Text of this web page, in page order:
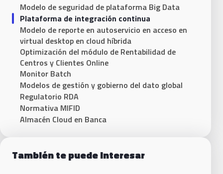
Modelo de seguridad de plataforma Big Data
Plataforma de integración continua
Modelo de reporte en autoservicio en acceso en
virtual desktop en cloud híbrida
Optimización del módulo de Rentabilidad de
Centros y Clientes Online
Monitor Batch
Modelos de gestión y gobierno del dato global
Regulatorio RDA
Normativa MIFID
Almacén Cloud en Banca
También te puede interesar